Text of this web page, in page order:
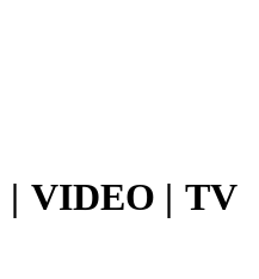
| VIDEO | TV